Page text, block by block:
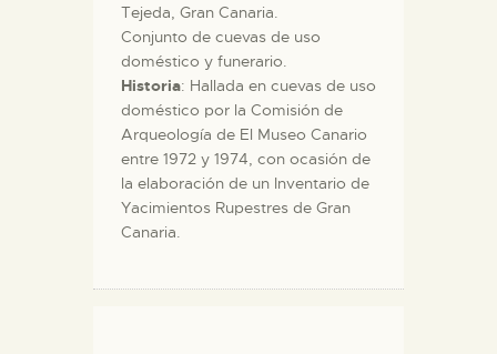
Tejeda, Gran Canaria.
Conjunto de cuevas de uso
doméstico y funerario.
Historia: Hallada en cuevas de uso
doméstico por la Comisión de
Arqueología de El Museo Canario
entre 1972 y 1974, con ocasión de
la elaboración de un Inventario de
Yacimientos Rupestres de Gran
Canaria.